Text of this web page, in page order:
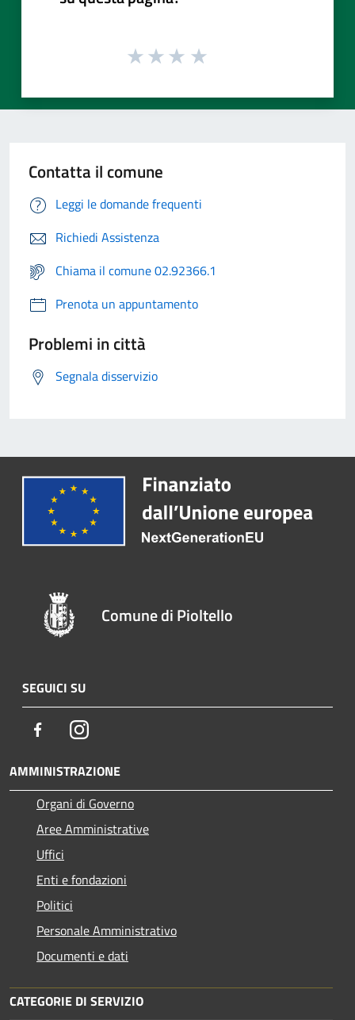
Contatta il comune
Leggi le domande frequenti
Richiedi Assistenza
Chiama il comune 02.92366.1
Prenota un appuntamento
Problemi in città
Segnala disservizio
Comune di Pioltello
SEGUICI SU
FacebookInstagram
AMMINISTRAZIONE
Organi di Governo
Aree Amministrative
Uffici
Enti e fondazioni
Politici
Personale Amministrativo
Documenti e dati
CATEGORIE DI SERVIZIO